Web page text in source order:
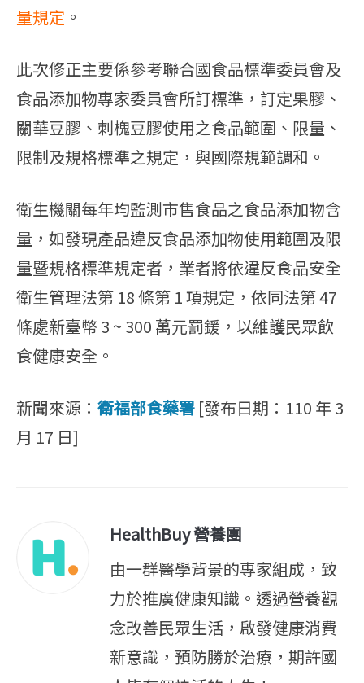
量規定 。
此次修正主要係參考聯合國食品標準委員會及
食品添加物專家委員會所訂標準，訂定果膠、
關華豆膠、刺槐豆膠使用之食品範圍、限量、
限制及規格標準之規定，與國際規範調和。
衛生機關每年均監測市售食品之食品添加物含
量，如發現產品違反食品添加物使用範圍及限
量暨規格標準規定者，業者將依違反食品安全
衛生管理法第 18 條第 1 項規定，依同法第 47
條處新臺幣 3 ~ 300 萬元罰鍰，以維護民眾飲
食健康安全。
新聞來源： 衛福部食藥署 [發布日期：110 年 3
月 17 日]
HealthBuy 營養團
由一群醫學背景的專家組成，致
力於推廣健康知識。透過營養觀
念改善民眾生活，啟發健康消費
新意識，預防勝於治療，期許國